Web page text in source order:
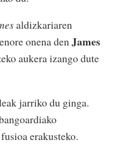
aldizkariaren
onena denJames
aukera izango dute
jarriko du ginga.
erakusteko.